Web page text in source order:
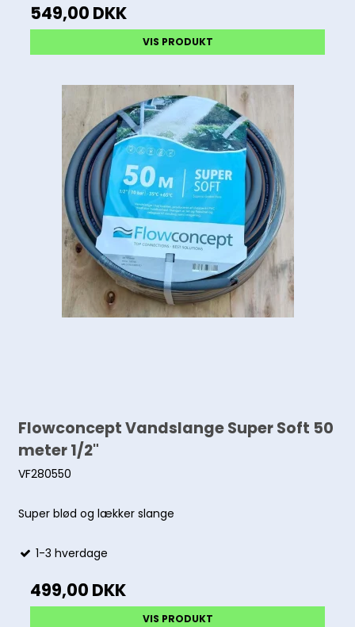
549,00 DKK
VIS PRODUKT
Flowconcept Vandslange Super Soft 50
meter 1/2"
VF280550
Super blød og lækker slange
1-3 hverdage
499,00 DKK
VIS PRODUKT